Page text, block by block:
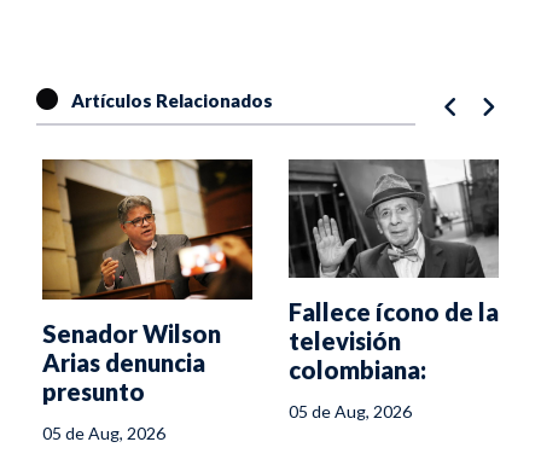
Artículos Relacionados
Senador Wilson
Arias denuncia
presunto
oficina del Senado
05 de Aug, 2026
Fallece ícono de la
televisión
colombiana:
05 de Aug, 2026